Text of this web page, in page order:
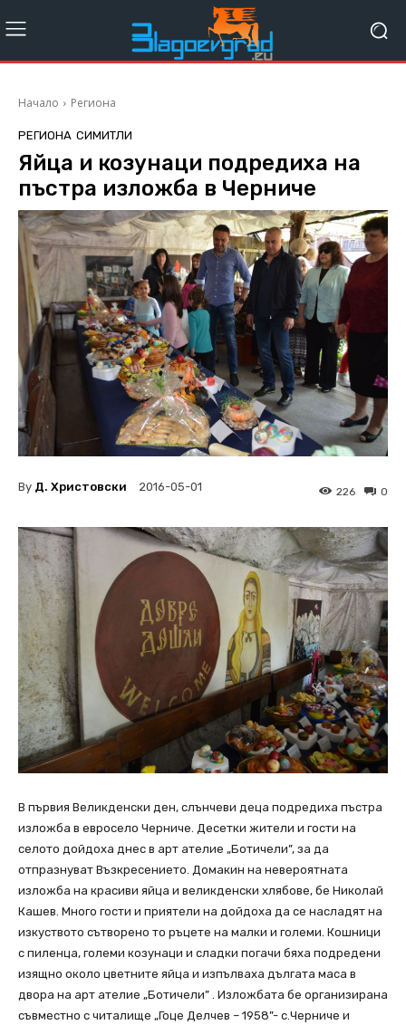
Начало Региона
РЕГИОНА СИМИТЛИ
Яйца и козунаци подредиха на
пъстра изложба в Черниче
By Д. Христовски 2016-05-01 0
226
В първия Великденски ден, слънчеви деца подредиха пъстра
изложба в евросело Черниче. Десетки жители и гости на
селото дойдоха днес в арт ателие „Ботичели”, за да
отпразнуват Възкресението. Домакин на невероятната
изложба на красиви яйца и великденски хлябове, бе Николай
Кашев. Много гости и приятели на дойдоха да се насладят на
изкуството сътворено то ръцете на малки и големи. Кошници
с пиленца, големи козунаци и сладки погачи бяха подредени
изящно около цветните яйца и изпълваха дългата маса в
двора на арт ателие „Ботичели” . Изложбата бе организирана
съвместно с читалище „Гоце Делчев – 1958”- с.Черниче и